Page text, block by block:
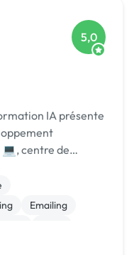
5,0
IA présente
centre de
Emailing